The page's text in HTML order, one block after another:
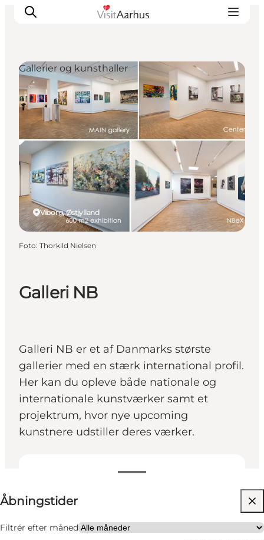
Oplevelser
Kalender
Byer og steder
Planlæg ferien
Transport
Galleri NB
Galleri NB er et af Danmarks største
gallerier med en stærk international profil.
Her kan du opleve både nationale og
internationale kunstværker samt et
projektrum, hvor nye upcoming
kunstnere udstiller deres værker.
Åbningstider
Filtrér efter måned
Besøg hjemmeside
Mig selv, Min partner
Viborg, Østjylland
Gallerier og kunsthaller
Foto: Thorkild Nielsen